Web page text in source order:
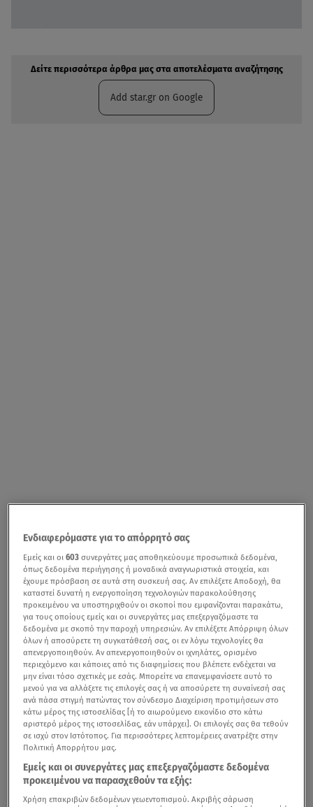
Δείτε περισσότερα άρθρα μας στα αποτελέσματα αναζήτησης
Add star.gr on Google
Ενδιαφερόμαστε για το απόρρητό σας
Εμείς και οι603 συνεργάτες μας αποθηκεύουμε προσωπικά δεδομένα,
όπως δεδομένα περιήγησης ή μοναδικά αναγνωριστικά στοιχεία, και
έχουμε πρόσβαση σε αυτά στη συσκευή σας. Αν επιλέξετε Αποδοχή, θα
καταστεί δυνατή η ενεργοποίηση τεχνολογιών παρακολούθησης
προκειμένου να υποστηριχθούν οι σκοποί που εμφανίζονται παρακάτω,
για τους οποίους εμείς και οι συνεργάτες μας επεξεργαζόμαστε τα
δεδομένα με σκοπό την παροχή υπηρεσιών. Αν επιλέξετε Απόρριψη όλων
όλων ή αποσύρετε τη συγκατάθεσή σας, οι εν λόγω τεχνολογίες θα
απενεργοποιηθούν. Αν απενεργοποιηθούν οι ιχνηλάτες, ορισμένο
περιεχόμενο και κάποιες από τις διαφημίσεις που βλέπετε ενδέχεται να
μην είναι τόσο σχετικές με εσάς. Μπορείτε να επανεμφανίσετε αυτό το
μενού για να αλλάξετε τις επιλογές σας ή να αποσύρετε τη συναίνεσή σας
ανά πάσα στιγμή πατώντας τον σύνδεσμο Διαχείριση προτιμήσεων στο
κάτω μέρος της ιστοσελίδας [ή το αιωρούμενο εικονίδιο στο κάτω
αριστερό μέρος της ιστοσελίδας, εάν υπάρχει]. Οι επιλογές σας θα τεθούν
σε ισχύ στον Ιστότοπος. Για περισσότερες λεπτομέρειες ανατρέξτε στην
Πολιτική Απορρήτου μας.
Εμείς και οι συνεργάτες μας επεξεργαζόμαστε δεδομένα
προκειμένου να παρασχεθούν τα εξής:
Χρήση επακριβών δεδομένων γεωεντοπισμού. Ακριβής σάρωση